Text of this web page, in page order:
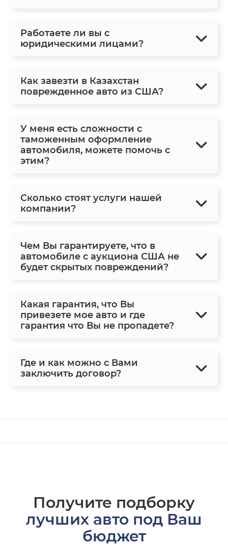
Работаете ли вы с
юридическими лицами?
Как завезти в Казахстан
поврежденное авто из США?
У меня есть сложности с
таможенным оформление
автомобиля, можете помочь с
этим?
Сколько стоят услуги нашей
компании?
Чем Вы гарантируете, что в
автомобиле с аукциона США не
будет скрытых повреждений?
Какая гарантия, что Вы
привезете мое авто и где
гарантия что Вы не пропадете?
Где и как можно с Вами
заключить договор?
Получите подборку
лучших авто под Ваш
бюджет